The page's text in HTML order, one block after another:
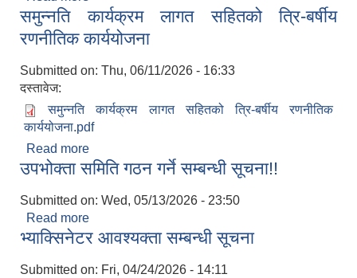
व्यक्तिहरुलाई RIN Cohort III कार्यक्रममा समावेश हुने
अवसर ।
समुन्नति कार्यक्रम लागत सहितको त्रि-बर्षीय
रणनीतिक कार्ययोजना
Submitted on: Thu, 06/11/2026 - 16:33
दस्तावेज:
समुन्नति कार्यक्रम लागत सहितको त्रि-बर्षीय रणनीतिक
कार्ययोजना.pdf
Read more
रणनीतिक कार्ययोजना
उपभोक्ता समिति गठन गर्ने सम्बन्धी सूचना!!
Submitted on: Wed, 05/13/2026 - 23:50
Read more
भ्याक्सिनेटर आवश्यक्ता सम्बन्धी सूचना
Submitted on: Fri, 04/24/2026 - 14:11